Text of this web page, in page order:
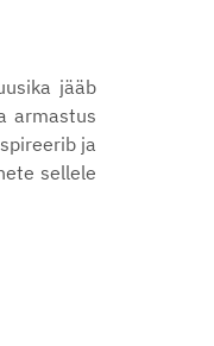
jääb
armastus
ja
sellele